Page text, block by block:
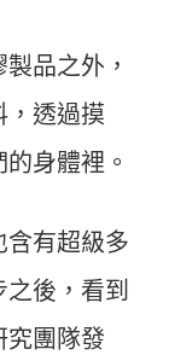
品之外，
，透過摸
身體裡。
含有超級多
後，看到
究團隊發